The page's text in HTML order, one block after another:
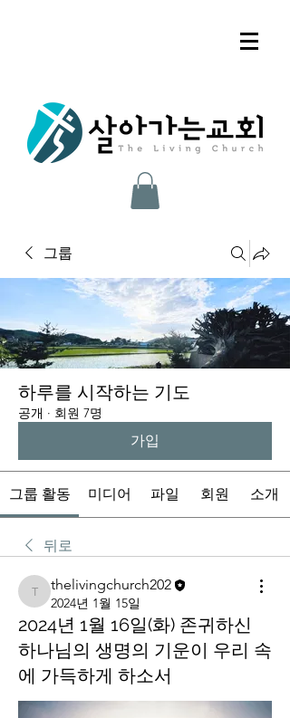
그룹
하루를 시작하는 기도
공개 · 회원 7명
가입
그룹 활동 미디어 파일 회원 소개
뒤로
thelivingchurch202
thelivingchurch202
2024년 1월 15일
2024년 1월 16일(화) 존귀하신
하나님의 생명의 기운이 우리 속
에 가득하게 하소서